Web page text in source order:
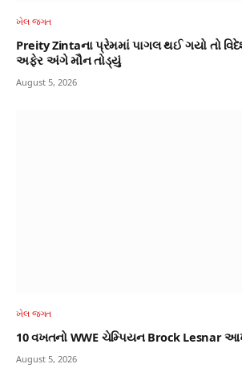
ખેલ જગત
Preity Zintaના પ્રેમમાં પાગલ થઈ ગયો તો
અફેર અંગે મૌન તોડ્યું
August 5, 2026
ખેલ જગત
10 વખતનો WWE ચેમ્પિયન Brock Lesnar
August 5, 2026